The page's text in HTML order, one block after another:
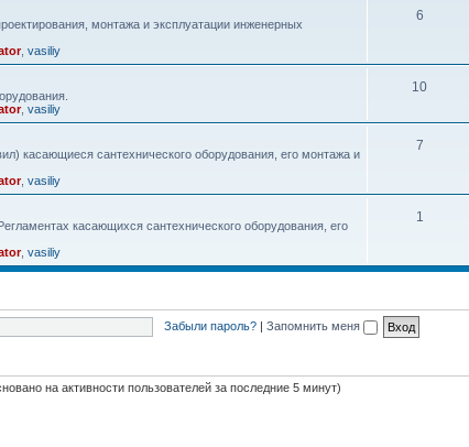
монтажа и эксплуатации инженерных
, vasiliy
6
, vasiliy
10
касающиеся сантехнического оборудования, его монтажа и
, vasiliy
7
касающихся сантехнического оборудования, его
, vasiliy
1
Забыли пароль? | Запомнить меня
на активности пользователей за последние 5 минут)